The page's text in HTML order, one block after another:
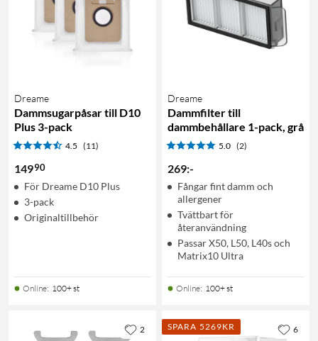
Dreame
Dammsugarpåsar till D10
Plus 3-pack
4.5 (11)
14990
För Dreame D10 Plus
3-pack
Originaltillbehör
Online: 100+ st
Dreame
Dammfilter till
dammbehållare 1-pack, grå
5.0 (2)
269:-
Fångar fint damm och
allergener
Tvättbart för
återanvändning
Passar X50, L50, L40s och
Matrix10 Ultra
Online: 100+ st
2 SPARA 5269KR 6